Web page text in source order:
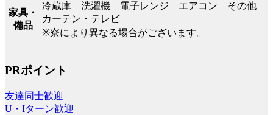
家具・
備品
冷蔵庫 洗濯機 電子レンジ エアコン その他
カーテン・テレビ
※寮により異なる場合がございます。
PRポイント
友達同士歓迎
U・Iターン歓迎